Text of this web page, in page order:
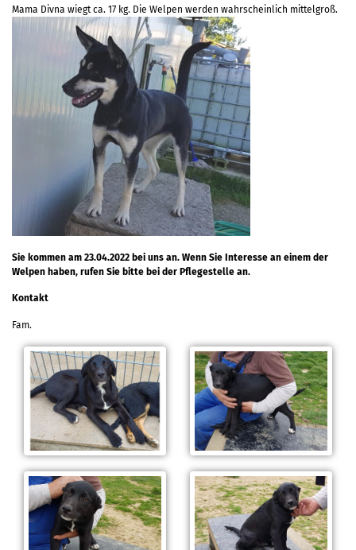
Mama Divna wiegt ca. 17 kg. Die Welpen werden wahrscheinlich mittelgroß.
Sie kommen am 23.04.2022 bei uns an. Wenn Sie Interesse an einem der
Welpen haben, rufen Sie bitte bei der Pflegestelle an.
Kontakt
Fam.